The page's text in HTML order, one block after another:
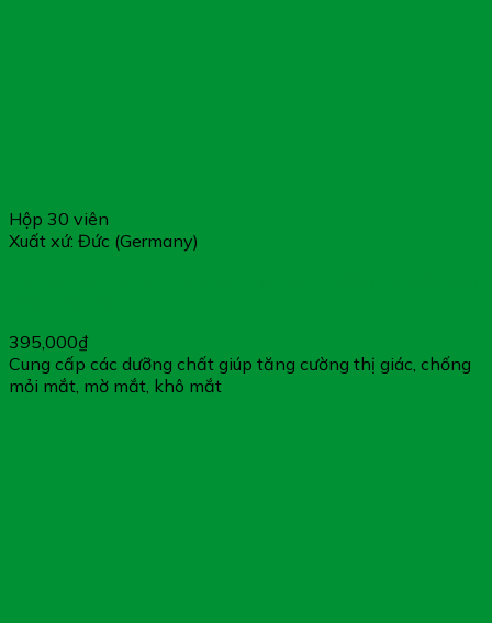
Hộp 30 viên
Xuất xứ: Đức (Germany)
395,000₫
Cung cấp các dưỡng chất giúp tăng cường thị giác, chống
mỏi mắt, mờ mắt, khô mắt